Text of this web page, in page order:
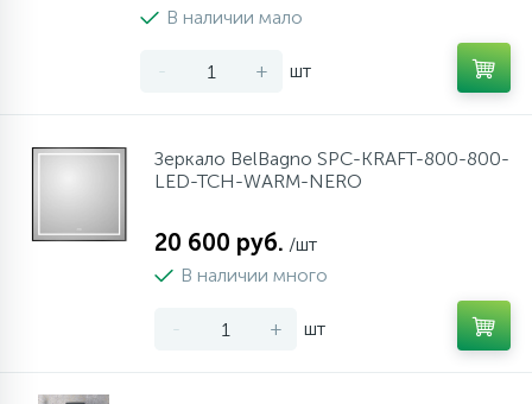
В наличии мало
- + шт
Зеркало BelBagno SPC-KRAFT-800-800-
LED-TCH-WARM-NERO
20 600 руб. /шт
В наличии много
- + шт